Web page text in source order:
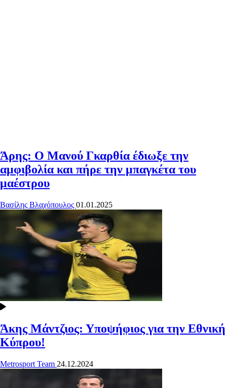
Άρης: Ο Μανού Γκαρθία έδιωξε την
αμφιβολία και πήρε την μπαγκέτα του
μαέστρου
Βασίλης Βλαχόπουλος 01.01.2025
Άκης Μάντζιος: Υποψήφιος για την Εθνική
Κύπρου!
Metrosport Team 24.12.2024